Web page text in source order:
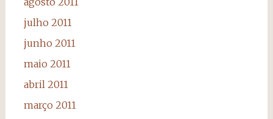
julho 2011
junho 2011
maio 2011
abril 2011
março 2011